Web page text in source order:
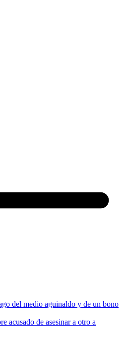
del medio aguinaldo y de un bono
acusado de asesinar a otro a